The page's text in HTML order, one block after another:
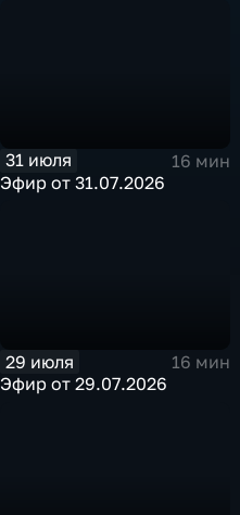
31 июля
16 мин
Эфир от 31.07.2026
29 июля
16 мин
Эфир от 29.07.2026